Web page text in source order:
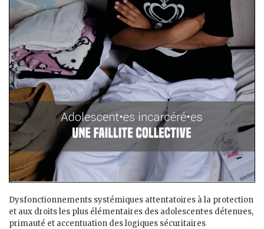
Dysfonctionnements systémiques attentatoires à la protection
et aux droits les plus élémentaires des adolescent·es détenu·es,
primauté et accentuation des logiques sécuritaires